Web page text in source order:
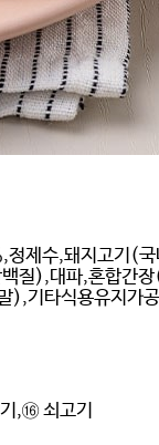
제수,돼지고기(
질),대파,혼합간
),기타식용유지가
,⑯ 쇠고기